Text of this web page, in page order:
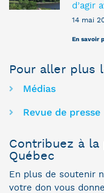
d’agir
14 mai
En savoir
Pour aller plus
Médias
Revue de presse
Contribuez à
Québec
En plus de soutenir
votre don vous